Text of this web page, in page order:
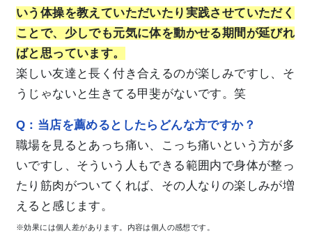
いう体操を教えていただいたり実践させていただく
ことで、少しでも元気に体を動かせる期間が延びれ
ばと思っています。
楽しい友達と長く付き合えるのが楽しみですし、そ
うじゃないと生きてる甲斐がないです。笑
Q：当店を薦めるとしたらどんな方ですか？
職場を見るとあっち痛い、こっち痛いという方が多
いですし、そういう人もできる範囲内で身体が整っ
たり筋肉がついてくれば、その人なりの楽しみが増
えると感じます。
※効果には個人差があります。内容は個人の感想です。